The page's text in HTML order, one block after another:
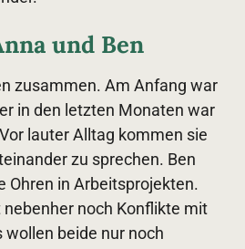
und Ben
zusammen. Am Anfang war
in den letzten Monaten war
lauter Alltag kommen sie
zu sprechen. Ben
Ohren in Arbeitsprojekten.
nebenher noch Konflikte mit
wollen beide nur noch